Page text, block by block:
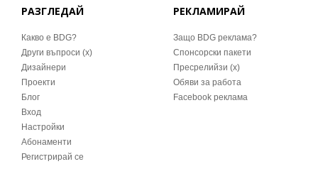
РАЗГЛЕДАЙ
Какво е BDG?
Други въпроси (x)
Дизайнери
Проекти
Блог
Вход
Настройки
Абонаменти
Регистрирай се
РЕКЛАМИРАЙ
Защо BDG реклама?
Спонсорски пакети
Пресрелийзи (x)
Обяви за работа
Facebook реклама